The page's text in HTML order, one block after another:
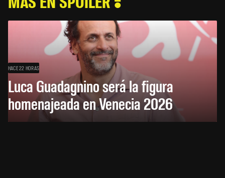
HACE 22 HORAS
Luca Guadagnino será la figura
homenajeada en Venecia 2026